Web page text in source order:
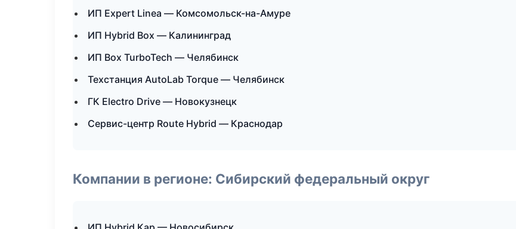
ИП Expert Linea — Комсомольск-на-Амуре
ИП Hybrid Box — Калининград
ИП Box TurboTech — Челябинск
Техстанция AutoLab Torque — Челябинск
ГК Electro Drive — Новокузнецк
Сервис-центр Route Hybrid — Краснодар
Компании в регионе: Сибирский федеральный округ